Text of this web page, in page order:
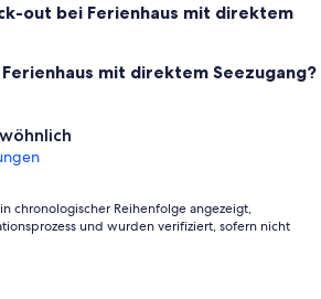
out bei Ferienhaus mit direktem
mit direktem Seezugang?
chronologischer Reihenfolge angezeigt,
und wurden verifiziert, sofern nicht